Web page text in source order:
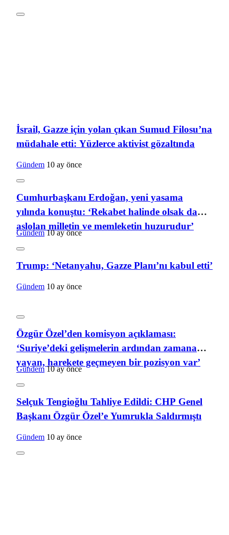
İsrail, Gazze için yolan çıkan Sumud Filosu’na
müdahale etti: Yüzlerce aktivist gözaltında
Gündem 10 ay önce
Cumhurbaşkanı Erdoğan, yeni yasama
yılında konuştu: ‘Rekabet halinde olsak da
aslolan milletin ve memleketin huzurudur’
Gündem 10 ay önce
Trump: ‘Netanyahu, Gazze Planı’nı kabul etti’
Gündem 10 ay önce
Özgür Özel’den komisyon açıklaması:
‘Suriye’deki gelişmelerin ardından zamana
yayan, harekete geçmeyen bir pozisyon var’
Gündem 10 ay önce
Selçuk Tengioğlu Tahliye Edildi: CHP Genel
Başkanı Özgür Özel’e Yumrukla Saldırmıştı
Gündem 10 ay önce